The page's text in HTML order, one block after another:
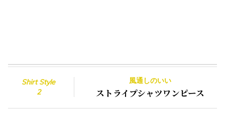
Shirt Style
2
風通しのいい
ストライプシャツワンピース